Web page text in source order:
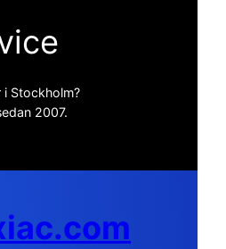
i Stockholm?
2007.